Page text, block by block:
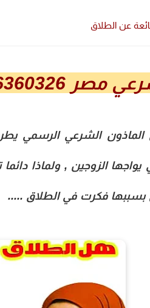
عن الطلاق
: هل الطلاق هو الحل ؟
الماذون الشرعي الرسمي
يواجها الزوجين , ولماذا
بسببها فكرت في الطلاق .....